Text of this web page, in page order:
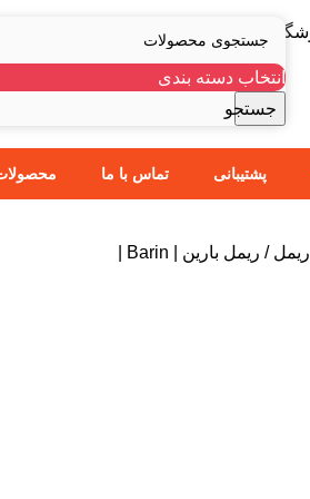
انتخاب دسته بندی
جستجو
پشتیبانی تماس با ما
ریمل ریمل بارین | Barin |